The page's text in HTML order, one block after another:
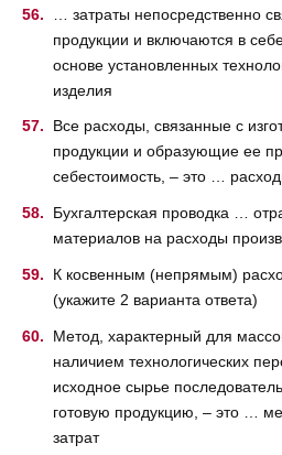
… затраты непосредственно
продукции и включаются в
основе установленных
изделия
Все расходы, связанные с
продукции и образующие ее
себестоимость, – это …
Бухгалтерская проводка …
материалов на расходы
К косвенным (непрямым)
(укажите 2 варианта ответа)
Метод, характерный для
наличием технологических
исходное сырье
готовую продукцию, – это …
затрат